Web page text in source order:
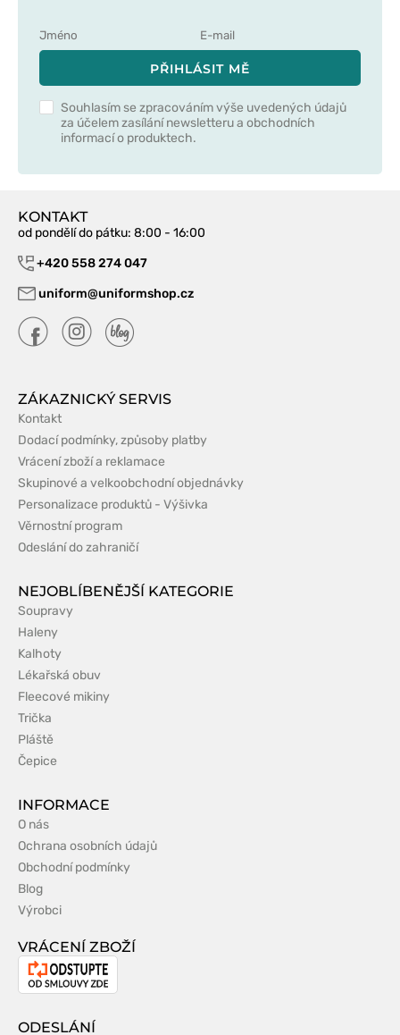
PŘIHLÁSIT MĚ
Souhlasím se zpracováním výše uvedených údajů
za účelem zasílání newsletteru a obchodních
informací o produktech.
KONTAKT
od pondělí do pátku: 8:00 - 16:00
+420 558 274 047
uniform@uniformshop.cz
ZÁKAZNICKÝ SERVIS
Kontakt
Dodací podmínky, způsoby platby
Vrácení zboží a reklamace
Skupinové a velkoobchodní objednávky
Personalizace produktů - Výšivka
Věrnostní program
Odeslání do zahraničí
NEJOBLÍBENĚJŠÍ KATEGORIE
Soupravy
Haleny
Kalhoty
Lékařská obuv
Fleecové mikiny
Trička
Pláště
Čepice
INFORMACE
O nás
Ochrana osobních údajů
Obchodní podmínky
Blog
Výrobci
VRÁCENÍ ZBOŽÍ
Odstoupení
smlouvy
ODESLÁNÍ